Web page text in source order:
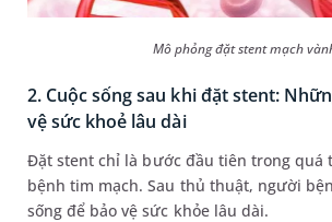
Mô phỏng đặt stent mạch
2. Cuộc sống sau khi đặt stent:
vệ sức khoẻ lâu dài
Đặt stent chỉ là bước đầu tiên trong quá
bệnh tim mạch. Sau thủ thuật, người
sống để bảo vệ sức khỏe lâu dài.